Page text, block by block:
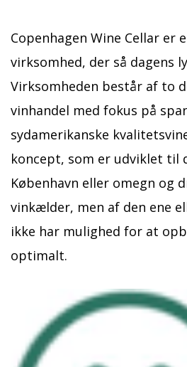
Copenhagen Wine Cellar er
virksomhed, der så dagens
Virksomheden består af to
vinhandel med fokus på
sydamerikanske
koncept, som er udviklet til
København eller omegn og
vinkælder, men af den ene
ikke har mulighed for at
optimalt.